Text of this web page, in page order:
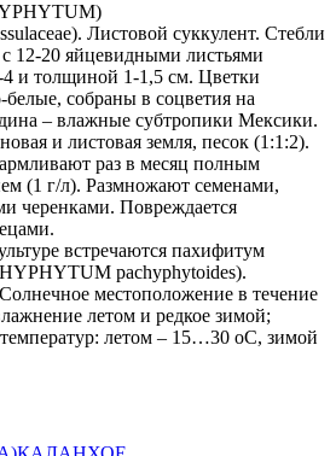
Листовой суккулент. Стебли
12-20 яйцевидными листьями
и толщиной 1-1,5 см. Цветки
белые, собраны в соцветия на
– влажные субтропики Мексики.
и листовая земля, песок (1:1:2).
раз в месяц полным
(1 г/л). Размножают семенами,
черенками. Повреждается
встречаются пахифитум
pachyphytoides).
местоположение в течение
летом и редкое зимой;
летом – 15…30 оС, зимой